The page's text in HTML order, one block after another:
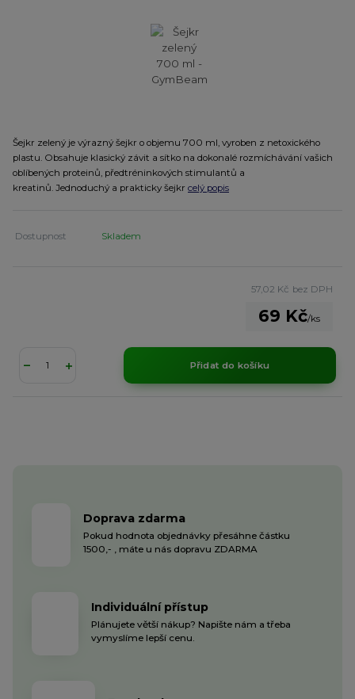
Šejkr zelený je výrazný šejkr o objemu 700 ml, vyroben z netoxického
plastu. Obsahuje klasický závit a sítko na dokonalé rozmíchávání vašich
oblíbených proteinů, předtréninkových stimulantů a
kreatinů. Jednoduchý a prakticky šejkr celý popis
Dostupnost Skladem
69 Kč/ks
57,02 Kč bez DPH
Přidat do košíku
Doprava zdarma
Pokud hodnota objednávky přesáhne částku
1500,- , máte u nás dopravu ZDARMA
Individuální přístup
Plánujete větší nákup? Napište nám a třeba
vymyslíme lepší cenu.